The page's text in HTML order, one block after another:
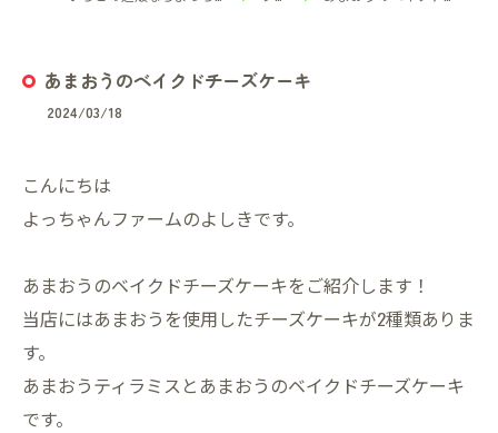
あまおうのベイクドチーズケーキ
2024/03/18
こんにちは
よっちゃんファームのよしきです。
あまおうのベイクドチーズケーキをご紹介します！
当店にはあまおうを使用したチーズケーキが2種類ありま
す。
あまおうティラミスとあまおうのベイクドチーズケーキ
です。